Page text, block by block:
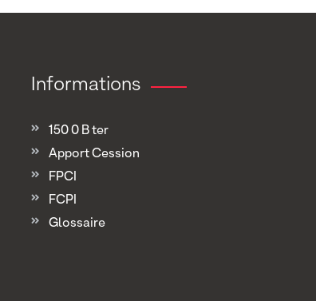
Informations
150 0 B ter
Apport Cession
FPCI
FCPI
Glossaire